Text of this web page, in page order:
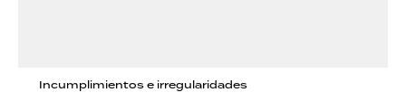
Incumplimientos e irregularidades